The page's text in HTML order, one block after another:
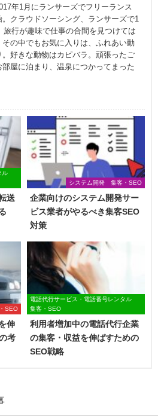
年1月にランサーズでフリーランス
クラウドソーシング、ランサーズで1
旅行が趣味で仕事の合間を見つけては
の中でもお気に入りは、ふれあい動
好きな動物はカピバラ。頑張ったご
屋に泊まり、温泉につかってまった
ル
送
システム開発 集客・SEO
企業向けのシステム開発サー
ビス業者がやるべき集客SEO
対策
SEO
伸
考
電話代行サービス・電話番号レンタル
集客・SEO
利用者増加中の電話代行企業
の集客・収益を伸ばすための
SEO戦略